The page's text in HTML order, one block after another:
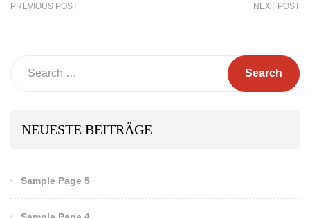
PREVIOUS POST NEXT POST
NEUESTE BEITRÄGE
Sample Page 5